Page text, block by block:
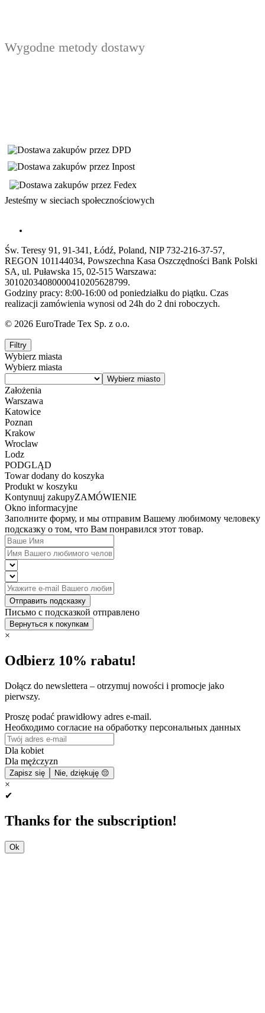
Wygodne metody dostawy
Jesteśmy w sieciach społecznościowych
Św. Teresy 91, 91-341, Łódź, Poland, NIP 732-216-37-57,
REGON 101144034, Powszechna Kasa Oszczędności Bank Polski
SA, ul. Puławska 15, 02-515 Warszawa:
30102034080000410205628799.
Godziny pracy: 8:00-16:00 od poniedziałku do piątku. Czas
realizacji zamówienia wynosi od 24h do 2 dni roboczych.
© 2026 EuroTrade Tex Sp. z o.o.
Filtry
Wybierz miasta
Wybierz miasta
Założenia
Warszawa
Katowice
Poznan
Krakow
Wroclaw
Lodz
PODGLĄD
Towar dodany do koszyka
Produkt w koszyku
Kontynuuj zakupyZAMÓWIENIE
Okno informacyjne
Заполните форму, и мы отправим Вашему любимому человеку
подсказку о том, что Вам понравился этот товар.
Отправить подсказку
Письмо с подсказкой отправлено
Вернуться к покупкам
×
Odbierz 10% rabatu!
Dołącz do newslettera – otrzymuj nowości i promocje jako
pierwszy.
Proszę podać prawidłowy adres e-mail.
Необходимо согласие на обработку персональных данных
Dla kobiet
Dla mężczyzn
Zapisz się Nie, dziękuję 😔
×
✔
Thanks for the subscription!
Ok